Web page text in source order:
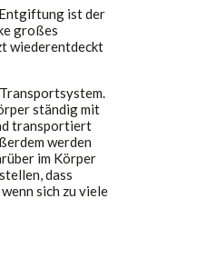
ist der
großes
wiederentdeckt
ständig mit
transportiert
werden
im Körper
dass
sich zu viele